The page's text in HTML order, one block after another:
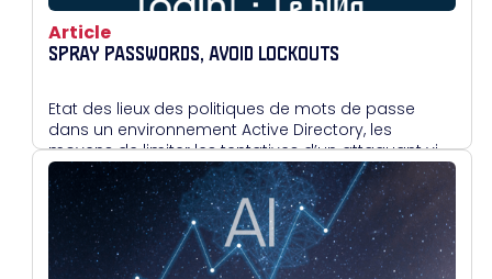
Article
SPRAY PASSWORDS, AVOID LOCKOUTS
Etat des lieux des politiques de mots de passe
dans un environnement Active Directory, les
moyens de limiter les tentatives d’un attaquant via
le blocage de comptes.